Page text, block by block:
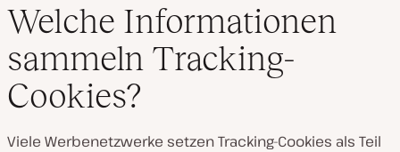
Welche Informationen
sammeln Tracking-
Cookies?
Viele Werbenetzwerke setzen Tracking-Cookies als Teil